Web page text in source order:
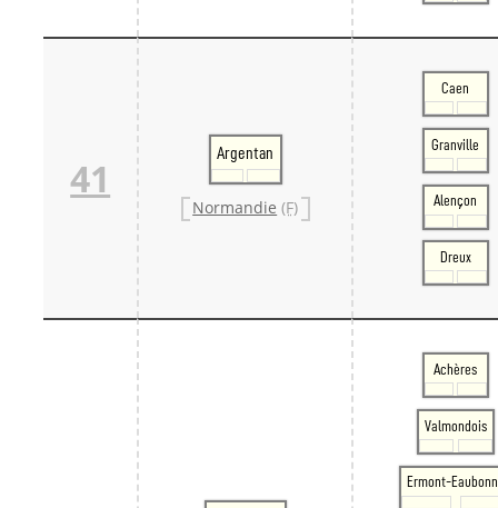
41
Argentan
Normandie (F)
Caen
Granville
Alençon
Dreux
Achères
Valmondois
Ermont-